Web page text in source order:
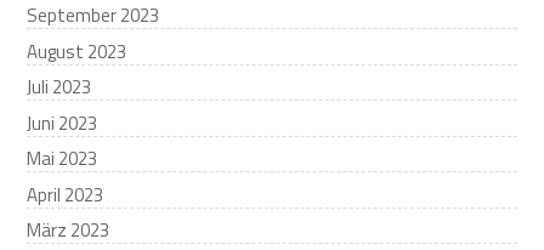
September 2023
August 2023
Juli 2023
Juni 2023
Mai 2023
April 2023
März 2023